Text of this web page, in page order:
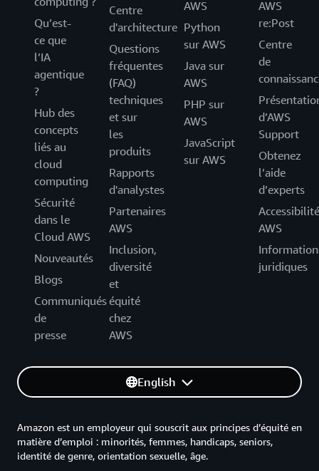
Qu’est-
ce que
l’IA
agentique
?
Hub des
concepts
liés au
cloud
computing
Sécurité
dans le
Cloud AWS
Nouveautés
Blogs
Communiqués
de
presse
Centre
d'architecture
Questions
fréquentes
(FAQ)
techniques
et sur
les
produits
Rapports
d'analystes
Partenaires
AWS
Inclusion,
diversité
et
équité
chez
AWS
AWS
Python
sur AWS
Java sur
AWS
PHP sur
AWS
JavaScript
sur AWS
AWS
re:Post
Centre
de
d’AWS
Support
Obtenez
l’aide
d’experts
Accessibilité
AWS
juridiques
English
Amazon est un employeur qui souscrit aux principes d’équité en
matière d’emploi : minorités, femmes, handicaps, seniors,
identité de genre, orientation sexuelle, âge.